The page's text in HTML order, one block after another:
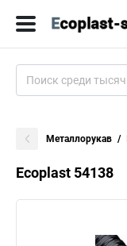
Металлорукав
Ecoplast 54138